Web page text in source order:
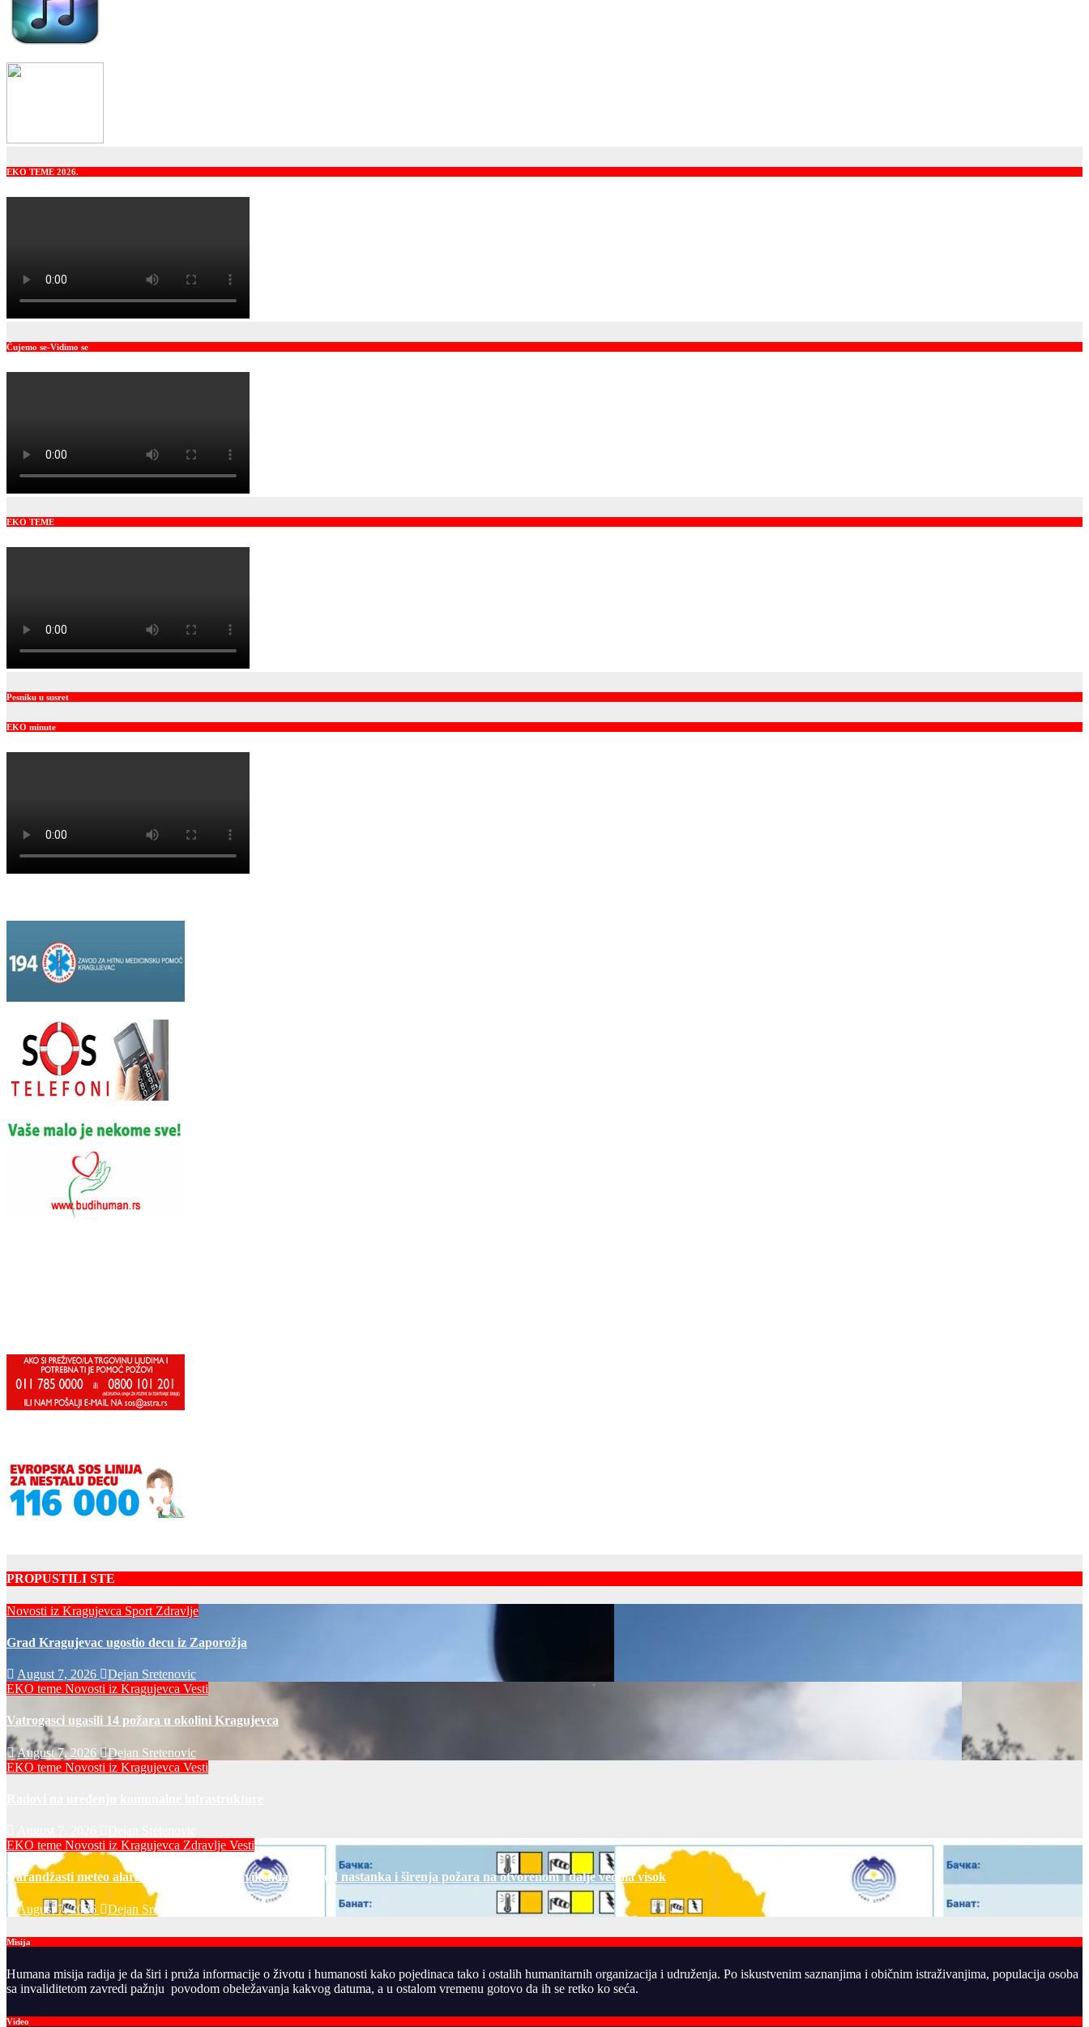
EKO TEME 2026.
Čujemo se-Vidimo se
EKO TEME
Pesniku u susret
EKO minute
PROPUSTILI STE
Novosti iz Kragujevca Sport Zdravlje
Grad Kragujevac ugostio decu iz Zaporožja
August 7, 2026
Dejan Sretenovic
EKO teme Novosti iz Kragujevca Vesti
Vatrogasci ugasili 14 požara u okolini Kragujevca
August 7, 2026 Dejan Sretenovic
EKO teme Novosti iz Kragujevca Vesti
EKO teme Novosti iz Kragujevca Zdravlje Vesti
Narandžasti meteo alarm u petak i za dane vikenda: rizik od nastanka i širenja požara na otvorenom i dalje veoma visok
August 7, 2026 Dejan Sretenovic
Misija
Humana misija radija je da širi i pruža informacije o životu i humanosti kako pojedinaca tako i ostalih humanitarnih organizacija i udruženja. Po iskustvenim saznanjima i običnim istraživanjima, populacija osoba
sa invaliditetom zavredi pažnju povodom obeležavanja kakvog datuma, a u ostalom vremenu gotovo da ih se retko ko seća.
Video